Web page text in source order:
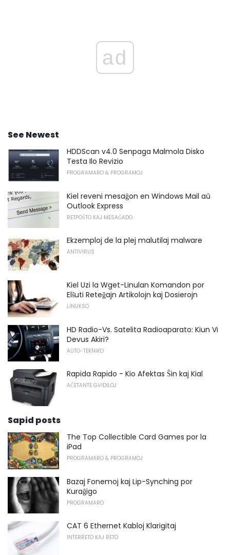
ad
See Newest
HDDScan v4.0 Senpaga Malmola Disko
Testa Ilo Revizio
PROGRAMARO & PROGRAMOJ
Kiel reveni mesaĝon en Windows Mail aŭ
Outlook Express
RETPOŜTO KAJ MESAĜADO
Ekzemploj de la plej malutilaj malware
ANTIVIRUS
Kiel Uzi la Wget-Linulan Komandon por
Elŝuti Reteĝajn Artikolojn kaj Dosierojn
LINUKSO
HD Radio-Vs. Satelita Radioaparato: Kiun Vi
Devus Akiri?
AŬTO-TEKNIKO
Rapida Rapido - Kio Afektas Ŝin kaj Kial
AĈETANTE GVIDILOJ
Sapid posts
The Top Collectible Card Games por la
iPad
PROGRAMARO & PROGRAMOJ
Bazaj Fonemoj kaj Lip-Synching por
Kuraĝigo
PROGRAMARO
CAT 6 Ethernet Kabloj Klarigitaj
INTERRETO KAJ RETO